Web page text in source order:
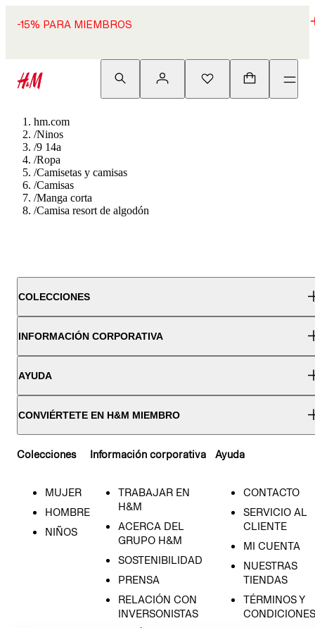
-15% PARA MIEMBROS
hm.com
/Ninos
/9 14a
/Ropa
/Camisetas y camisas
/Camisas
/Manga corta
/Camisa resort de algodón
COLECCIONES
INFORMACIÓN CORPORATIVA
AYUDA
CONVIÉRTETE EN H&M MIEMBRO
Colecciones
MUJER
HOMBRE
NIÑOS
Información corporativa
TRABAJAR EN
H&M
ACERCA DEL
GRUPO H&M
SOSTENIBILIDAD
PRENSA
RELACIÓN CON
INVERSONISTAS
Ayuda
CONTACTO
SERVICIO AL
CLIENTE
MI CUENTA
NUESTRAS
TIENDAS
TÉRMINOS Y
CONDICIONES